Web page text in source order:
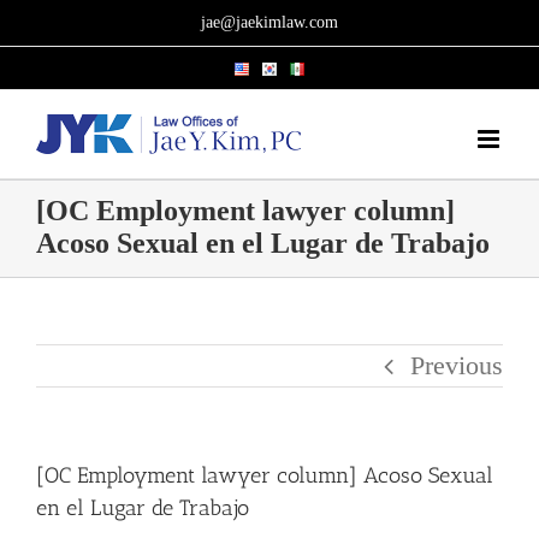
content
jae@jaekimlaw.com
[OC Employment lawyer column]
Acoso Sexual en el Lugar de Trabajo
Previous
[OC Employment lawyer column] Acoso Sexual
en el Lugar de Trabajo